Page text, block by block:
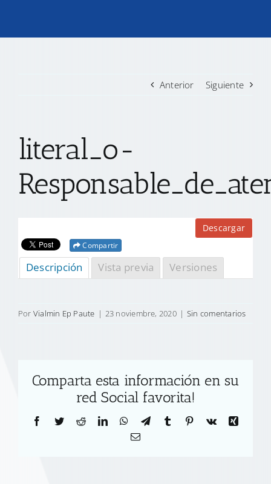
TRANSPARENCIA
CONTACTO
Anterior Siguiente
literal_o-
Descargar
Compartir
Descripción Vista previa Versiones
Por Vialmin Ep Paute | 23 noviembre, 2020 | Sin comentarios
Comparta esta información en su
red Social favorita!
Facebook
TwitterRedditLinkedInWhatsApp
TelegramTumblr Pinterest
Vk
Xing
Correo